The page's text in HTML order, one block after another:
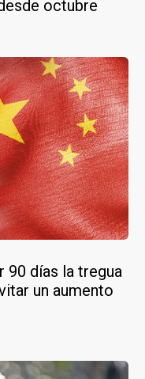
octubre
90 días la tregua
un aumento